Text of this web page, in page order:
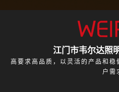
江门市韦尔达照
高要求高品质，以灵活的产品和
户需